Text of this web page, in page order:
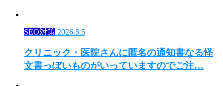
SEO対策 2026.8.5
クリニック・医院さんに匿名の通知書なる怪
文書っぽいものがいっていますのでご注…